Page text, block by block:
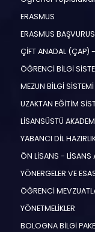
ERASMUS
ERASMUS
ÇİFT ANADAL (ÇAP)
ÖĞRENCİ BİLGİ
MEZUN BİLGİ SİSTEMİ
UZAKTAN EĞİTİM
LİSANSÜSTÜ
YABANCI DİL
ÖN LİSANS - LİSANS
YÖNERGELER VE
ÖĞRENCİ
YÖNETMELİKLER
BOLOGNA BİLGİ